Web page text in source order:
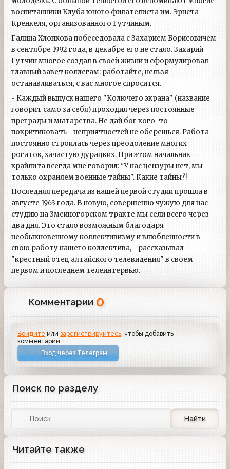
воспитанники Клуба юного филателиста им. Эрнста
Кренкеля, организованного Гутчиным.
Галина Хлопкова побеседовала с Захарием Борисовичем
в сентябре 1992 года, в декабре его не стало. Захарий
Гутчин многое создал в своей жизни и сформулировал
главный завет коллегам: работайте, нельзя
останавливаться, с вас многое спросится.
- Каждый выпуск нашего "Колючего экрана" (название
говорит само за себя) проходил через постоянные
преграды и мытарства. Не дай бог кого-то
покритиковать - неприятностей не оберешься. Работа
постоянно строилась через преодоление многих
рогаток, зачастую дурацких. При этом начальник
крайлита всегда мне говорил: "У нас цензуры нет, мы
только охраняем военные тайны". Какие тайны?!
Последняя передача из нашей первой студии прошла в
августе 1963 года. В новую, совершенно чужую для нас
студию на Змеиногорском тракте мы сели всего через
два дня. Это стало возможным благодаря
необыкновенному коллективизму и влюбленности в
свою работу нашего коллектива, - рассказывал
"крестный отец алтайского телевидения" в своем
первом и последнем телеинтервью.
Комментарии 0
Войдите илизарегистрируйтесь , чтобы добавить
комментарий
Вход через Телеграм
Поиск по разделу
Найти
Читайте также